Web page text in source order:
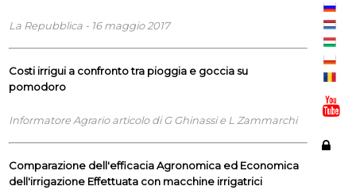
La Repubblica - 16 maggio 2017
Costi irrigui a confronto tra pioggia e goccia su
pomodoro
Informatore Agrario articolo di G Ghinassi e L Zammarchi
Comparazione dell'efficacia Agronomica ed Economica
dell'irrigazione Effettuata con macchine irrigatrici